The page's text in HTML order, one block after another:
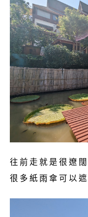
往前走就是很遼
很多紙雨傘可以